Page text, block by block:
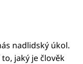
nadlidský úkol.
jaký je člověk